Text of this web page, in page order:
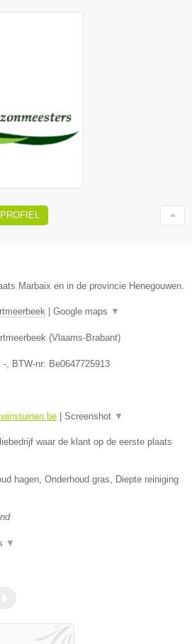
Marbaix en in de provincie Henegouwen.
Google maps ▼
(Vlaams-Brabant)
-, BTW-nr: Be0647725913
Screenshot ▼
waar de klant op de eerste plaats
hagen, Onderhoud gras, Diepte reiniging
▼